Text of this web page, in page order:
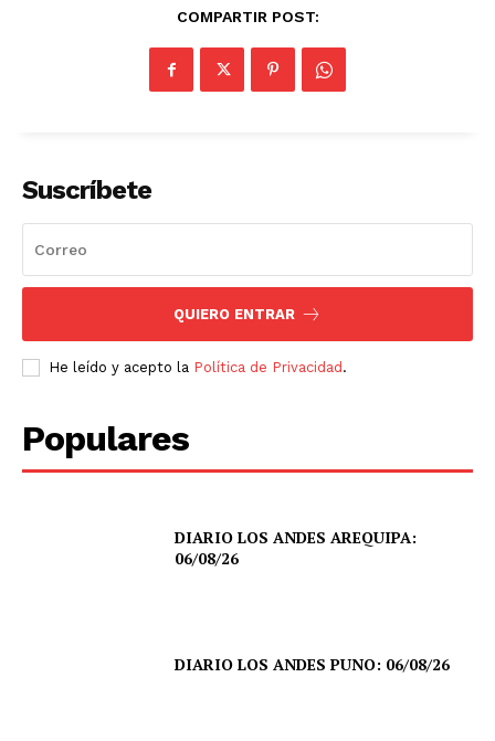
COMPARTIR POST:
Suscríbete
QUIERO ENTRAR
He leído y acepto la Política de Privacidad .
Populares
DIARIO LOS ANDES AREQUIPA:
06/08/26
DIARIO LOS ANDES PUNO: 06/08/26